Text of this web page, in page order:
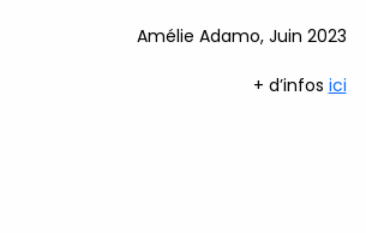
Amélie Adamo, Juin 2023
+ d’infos ici